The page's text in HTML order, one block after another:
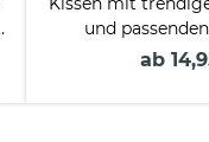
und
ab